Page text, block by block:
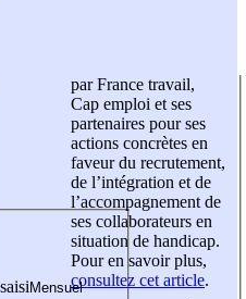
par France travail,
Cap emploi et ses
partenaires pour ses
actions concrètes en
faveur du recrutement,
de l’intégration et de
l’accompagnement de
ses collaborateurs en
situation de handicap.
Pour en savoir plus,
consultez cet article.